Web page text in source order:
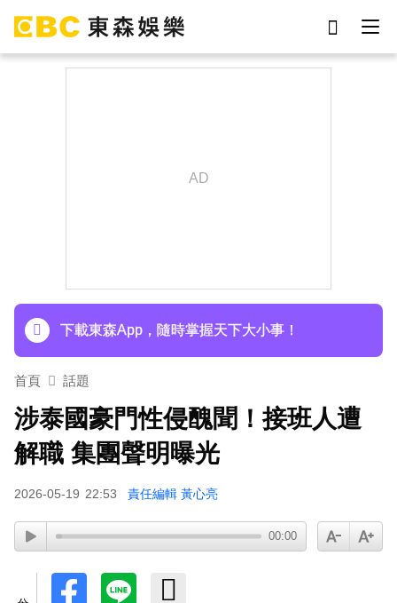
下載東森App，隨時掌握天下大小事！
首頁 話題
涉泰國豪門性侵醜聞！接班人遭
解職 集團聲明曝光
2026-05-19 22:53 責任編輯 黃心亮
00:00